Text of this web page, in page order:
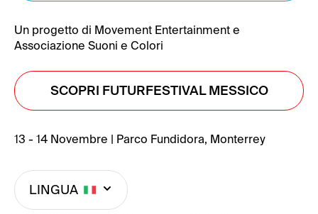
Un progetto di Movement Entertainment e
Associazione Suoni e Colori
SCOPRI FUTURFESTIVAL MESSICO
13 - 14 Novembre | Parco Fundidora, Monterrey
LINGUA